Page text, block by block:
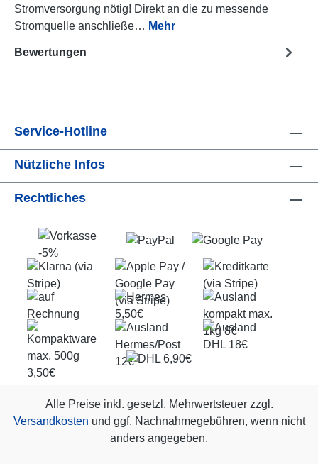
Stromversorgung nötig! Direkt an die zu messende
Stromquelle anschließe… Mehr
Bewertungen
Service-Hotline
Nützliche Infos
Rechtliches
Alle Preise inkl. gesetzl. Mehrwertsteuer zzgl.
Versandkosten und ggf. Nachnahmegebühren, wenn nicht
anders angegeben.